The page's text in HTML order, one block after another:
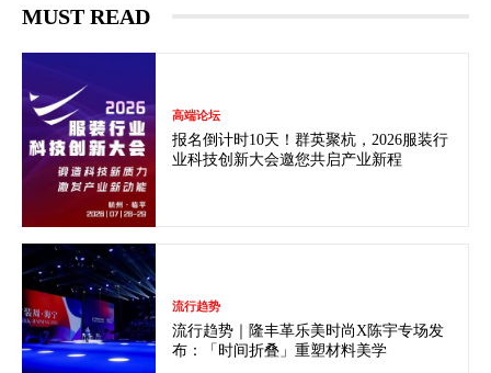
MUST READ
高端论坛
报名倒计时10天！群英聚杭，2026服装行
业科技创新大会邀您共启产业新程
流行趋势
流行趋势｜隆丰革乐美时尚X陈宇专场发
布：「时间折叠」重塑材料美学